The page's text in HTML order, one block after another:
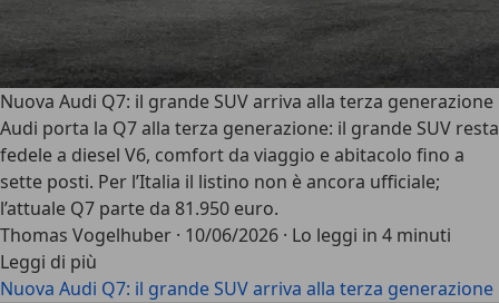
Nuova Audi Q7: il grande SUV arriva alla terza generazione
Audi porta la Q7 alla terza generazione: il grande SUV resta
fedele a diesel V6, comfort da viaggio e abitacolo fino a
sette posti. Per l’Italia il listino non è ancora ufficiale;
l’attuale Q7 parte da 81.950 euro.
Thomas Vogelhuber · 10/06/2026 · Lo leggi in 4 minuti
Leggi di più
Nuova Audi Q7: il grande SUV arriva alla terza generazione